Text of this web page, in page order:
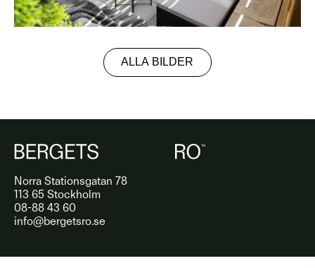
ALLA BILDER
Norra Stationsgatan 78
113 65 Stockholm
08-88 43 60
info@bergetsro.se